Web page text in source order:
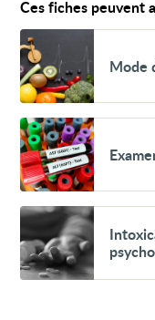
Ces fiches peuvent
Voir
Mode
de
vie
sain
Mode
Voir
Examen
de
la
fonction
foie
Voir
Intoxication
par
des
substances